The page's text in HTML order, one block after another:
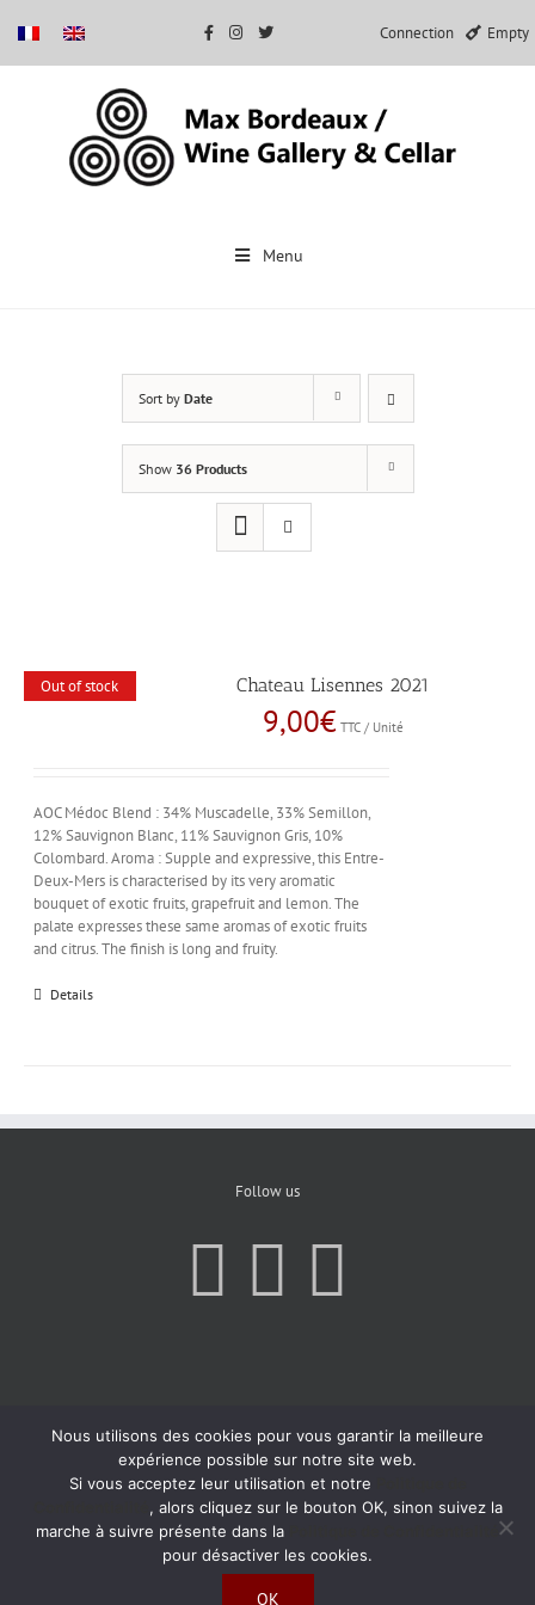
Connection Empty
Menu
Sort by Date
Show 36 Products
Out of stock Chateau Lisennes 2021
9,00€ TTC / Unité
AOC Médoc Blend : 34% Muscadelle, 33% Semillon,
12% Sauvignon Blanc, 11% Sauvignon Gris, 10%
Colombard. Aroma : Supple and expressive, this Entre-
Deux-Mers is characterised by its very aromatic
bouquet of exotic fruits, grapefruit and lemon. The
palate expresses these same aromas of exotic fruits
and citrus. The finish is long and fruity.
Details
Follow us
Nous utilisons des cookies pour vous garantir la meilleure
expérience possible sur notre site web.
Si vous acceptez leur utilisation et notre
, alors cliquez sur le bouton OK, sinon suivez la
marche à suivre présente dans la
pour désactiver les cookies.
OK